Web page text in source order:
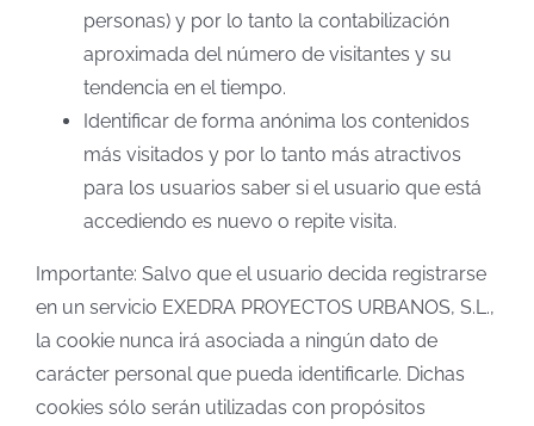
personas) y por lo tanto la contabilización
aproximada del número de visitantes y su
tendencia en el tiempo.
Identificar de forma anónima los contenidos
más visitados y por lo tanto más atractivos
para los usuarios saber si el usuario que está
accediendo es nuevo o repite visita.
Importante: Salvo que el usuario decida registrarse
en un servicio EXEDRA PROYECTOS URBANOS, S.L.,
la cookie nunca irá asociada a ningún dato de
carácter personal que pueda identificarle. Dichas
cookies sólo serán utilizadas con propósitos